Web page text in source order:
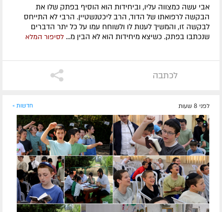
אבי עשה כמצווה עליו, וביחידות הוא הוסיף בפתק שלו את
הבקשה לרפואתו של הדוד, הרב ליכטנשטיין. הרבי לא התייחס
לבקשה זו, והמשיך לענות לו ולשוחח עמו על כל יתר הדברים
שנכתבו בפתק. כשיצא מיחידות הוא לא הבין מ... לסיפור המלא
לכתבה
לפני 8 שעות חדשות »